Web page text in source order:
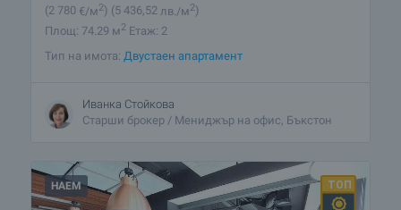
(2 780 €/м2) (5 436,52 лв./м2)
Площ: 74.29 м2 Етаж: 2
Тип на имота: Двустаен апартамент
Иванка Стойкова
Старши брокер / Мениджър на офис, Бъкстон
НАЕМ